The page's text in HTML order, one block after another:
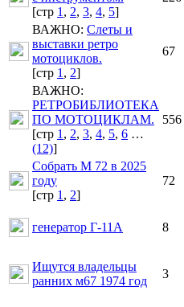
[cтр 1, 2, 3, 4, 5]
ВАЖНО: Слеты и
выставки ретро
мотоциклов.
[cтр 1, 2]
67
ВАЖНО:
РЕТРОБИБЛИОТЕКА
ПО МОТОЦИКЛАМ.
[cтр 1, 2, 3, 4, 5, 6 …
(12)]
556
Собрать М 72 в 2025
году
[cтр 1, 2]
72
генератор Г-11А 8
Ищутся владельцы
ранних м67 1974 год
3